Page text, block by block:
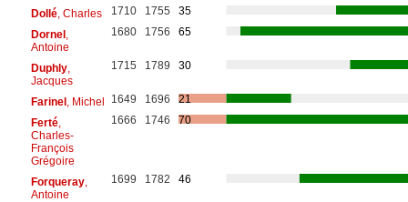
Dollé, Charles 1710 1755
35
Dornel,
Antoine
1680 1756 65
Duphly,
Jacques
1715 1789 30
Farinel, Michel 1649 1696
21
Ferté,
Charles-
François
Grégoire
1666 1746 70
Forqueray,
Antoine
1699 1782 46